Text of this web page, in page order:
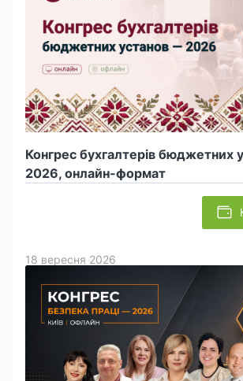
Конгрес бухгалтерів бюджетних
2026, онлайн-формат
18 вересня 2026